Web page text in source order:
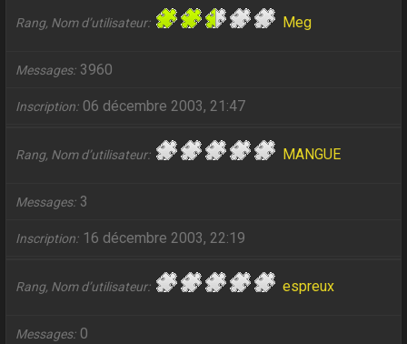
Rang, Nom d’utilisateur Meg
Messages 3960
Inscription 06 décembre 2003, 21:47
Rang, Nom d’utilisateur MANGUE
Messages 3
Inscription 16 décembre 2003, 22:19
Rang, Nom d’utilisateur espreux
Messages 0